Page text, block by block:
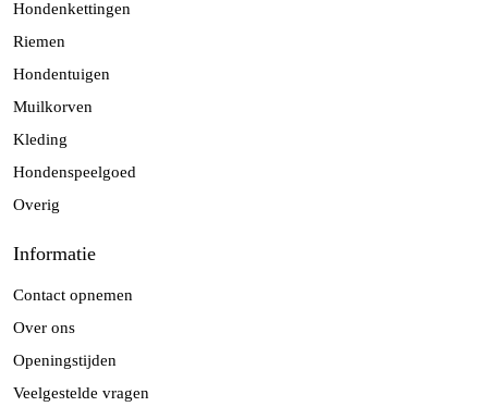
Hondenkettingen
Riemen
Hondentuigen
Muilkorven
Kleding
Hondenspeelgoed
Overig
Informatie
Contact opnemen
Over ons
Openingstijden
Veelgestelde vragen